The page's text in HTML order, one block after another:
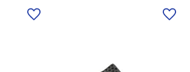
Lägg till i önskelista